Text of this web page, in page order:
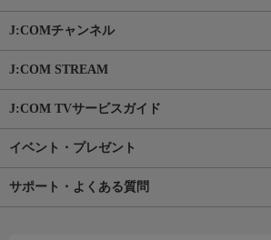
J:COMチャンネル
J:COM STREAM
J:COM TVサービスガイド
イベント・プレゼント
サポート・よくある質問